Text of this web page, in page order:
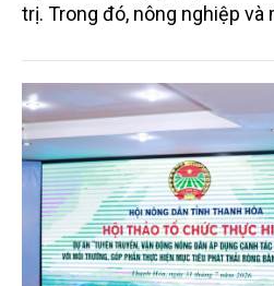
trị. Trong đó, nông nghiệp
sắc bởi các tiến bộ công
toàn cầu, đặc biệt là mục
bằng 0 (Net-Zero) vào năm